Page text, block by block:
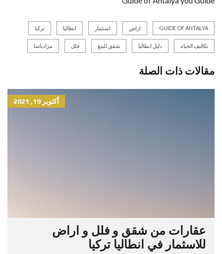
GUIDE OF ANTALYA اراض استثمار انطاليا تركيا
تكاليف الحياه دليل انطاليا شقق للبيع فلل مرادباشا
مقالات ذات الصلة
أكتوبر 19, 2021
عقارات من شقق و فلل و اراض
للاسثمار في انطاليا تركيا